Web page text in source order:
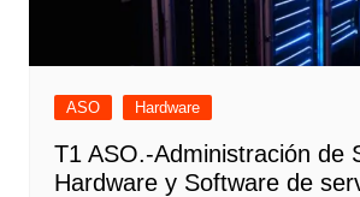
ASO Hardware
T1 ASO.-Administración de
Hardware y Software de